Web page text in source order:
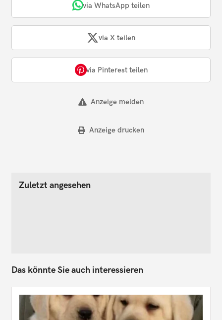
via WhatsApp teilen
via X teilen
via Pinterest teilen
Anzeige melden
Anzeige drucken
Zuletzt angesehen
Das könnte Sie auch interessieren